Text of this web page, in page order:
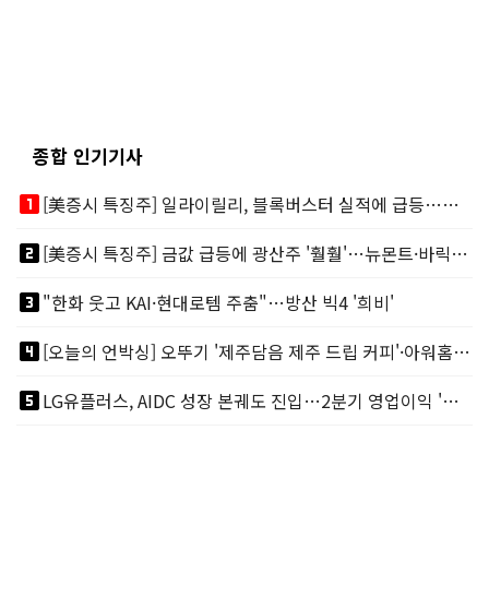
종합 인기기사
looks_one
[美증시 특징주] 일라이릴리, 블록버스터 실적에 급등…마운자로 매출 폭발
looks_two
[美증시 특징주] 금값 급등에 광산주 '훨훨'…뉴몬트·바릭마이닝 주도
looks_3"한화 웃고 KAI·현대로템 주춤"…방산 빅4 '희비'
looks_4
[오늘의 언박싱] 오뚜기 '제주담음 제주 드립 커피'·아워홈 ‘갓석박지’ 外
looks_5
LG유플러스, AIDC 성장 본궤도 진입…2분기 영업이익 '역대 최대'